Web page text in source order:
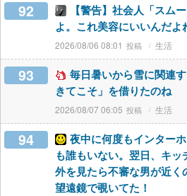
92
【警告】社会人「スム
よ。これ美容にいいんだ
2026/08/06 08:01 生活
93
毎日暑いから雪に関連
きてこそ」を借りたのね
2026/08/07 06:05 生活
94
夜中に何度もインター
も誰もいない。翌日、キ
外を見たら不審な男が近
望遠鏡で覗いてた！